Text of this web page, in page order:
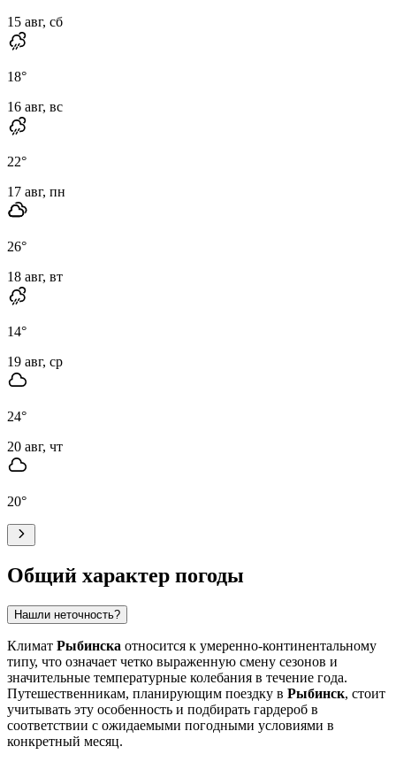
15 авг, сб
18°
16 авг, вс
22°
17 авг, пн
26°
18 авг, вт
14°
19 авг, ср
24°
20 авг, чт
20°
Общий характер погоды
Нашли неточность?
Климат Рыбинска относится к умеренно-континентальному
типу, что означает четко выраженную смену сезонов и
значительные температурные колебания в течение года.
Путешественникам, планирующим поездку в Рыбинск, стоит
учитывать эту особенность и подбирать гардероб в
соответствии с ожидаемыми погодными условиями в
конкретный месяц.